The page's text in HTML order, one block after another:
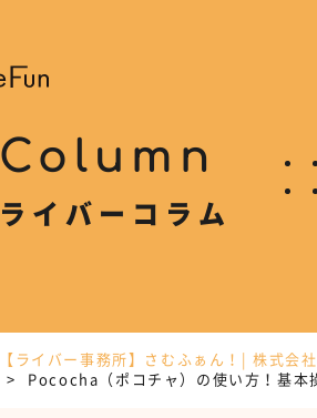
Column
ライバーコラム
【ライバー事務所】さむふぁん！| 株式会
Pococha（ポコチャ）の使い方！基本